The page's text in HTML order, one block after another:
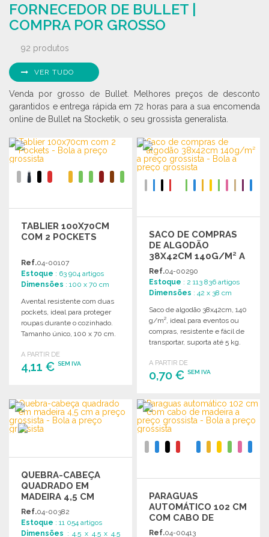
Solicitar um orçamento
FORNECEDOR DE BULLET |
COMPRA POR GROSSO
92 produtos
VER TUDO
Venda por grosso de Bullet. Melhores preços de desconto
garantidos e entrega rápida em 72 horas para a sua encomenda
online de Bullet na Stocketik, o seu grossista generalista.
TABLIER 100X70CM
COM 2 POCKETS
Ref.04-00107
Estoque : 63 904 artigos
Dimensões : 100 x 70 cm
Avental resistente com duas
pockets, ideal para proteger
roupas durante o cozinhado.
Tamanho único, 100 x 70 cm.
A PARTIR DE
4,11 € SEM IVA
Solicitar um orçamento
SACO DE COMPRAS
DE ALGODÃO
38X42CM 140G/M² A
PREÇO GROSSISTA
Ref.04-00290
Estoque : 2 113 836 artigos
Dimensões : 42 x 38 cm
Saco de algodão 38x42cm, 140
g/m², ideal para eventos ou
compras, resistente e fácil de
transportar, suporta até 5 kg.
A PARTIR DE
0,70 €SEM IVA
ENCOMENDAR
Solicitar um orçamento
QUEBRA-CABEÇA
QUADRADO EM
MADEIRA 4,5 CM
Ref.04-00382
Estoque : 11 054 artigos
Dimensões : 4.5 x 4.5 x 4.5
PARAGUAS
AUTOMÁTICO 102 CM
COM CABO DE
MADEIRA
Ref.04-00413